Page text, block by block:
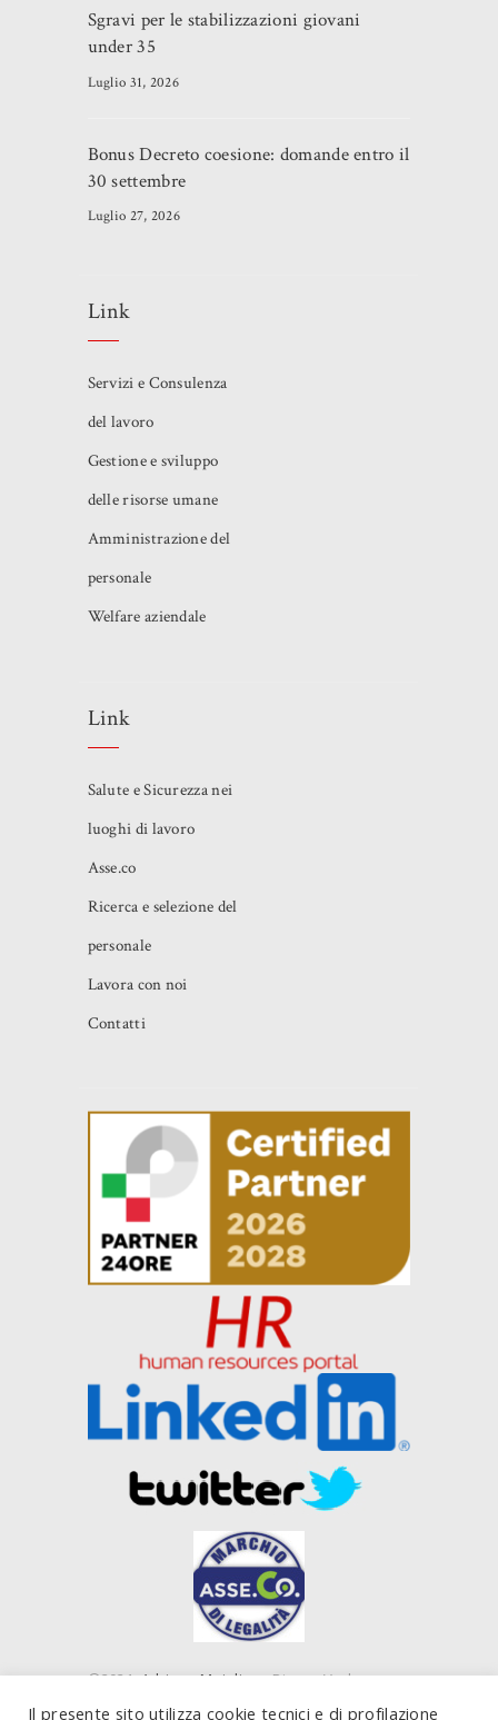
Sgravi per le stabilizzazioni giovani
under 35
Luglio 31, 2026
Bonus Decreto coesione: domande entro il
30 settembre
Luglio 27, 2026
Link
Servizi e Consulenza
del lavoro
Gestione e sviluppo
delle risorse umane
Amministrazione del
personale
Welfare aziendale
Link
Salute e Sicurezza nei
luoghi di lavoro
Asse.co
Ricerca e selezione del
personale
Lavora con noi
Contatti
©2021Adriano Majolino- Piazza Verbano,
Il presente sito utilizza cookie tecnici e di profilazione